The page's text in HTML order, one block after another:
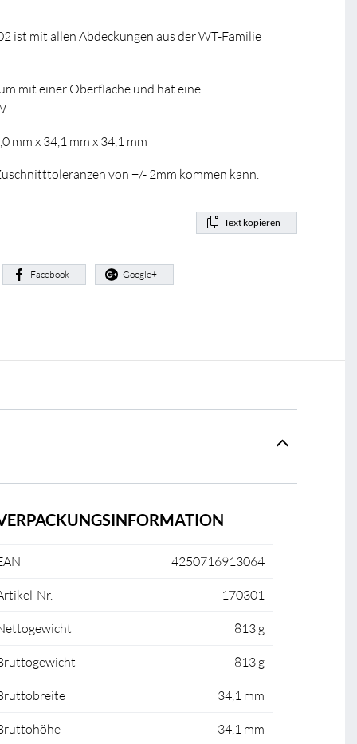
ist mit allen Abdeckungen aus der WT-Familie
mit einer Oberfläche und hat eine
mm x 34,1 mm x 34,1 mm
von +/- 2mm kommen kann.
Text kopieren
Facebook Google+
4250716913064
Nr. 170301
813 g
813 g
34,1 mm
34,1 mm